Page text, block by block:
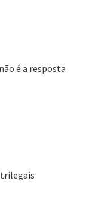
é a resposta
trilegais